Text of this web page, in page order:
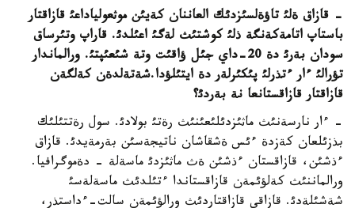
- قازاق ةلئ تاؤةلسئزدئك العاننان كةيئن موثعولياداعئ قازاقتار
باستاپ اتامةكةنگة ذلئ كوشتئث لةگئ اعئلدئ. قاراپ وتئرساق
سودان بةرئ دة 20-داي جئل ؤاقئت وتة شئعئپتئ. ورالماندار
تؤرالئ ءار ءتذرلئ پئكئرلةر دة ايتئلؤدا.شةتةلدةن كةلگةن
قازاقتار قازاقستانعا نة بةردئ؟
- ءار نارسةنئث ماثئزدئلئعئنئث رةتئ بولادئ. سول رةتتئلئك
بذزئلعان كةزدة ءئس ةشقاشان ناتيجةسئن بةرمةيدئ. قازاق
ءذشئن، قازاقستان ءذشئن ةث ماثئزدئ ماسةلة - دةموگرافيا.
ورالماننئث كةلؤئمةن قازاقستاندا ءتئلدئث ماسةلةسئ
شةشئلةدئ. قازاقي قازاقتاردئث ورالؤئمةن سالت-ءداستذر،